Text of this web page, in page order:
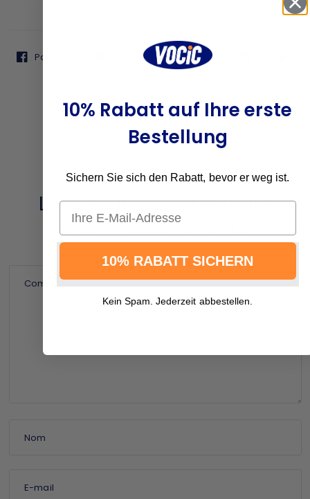
Partager Tweeter Épingler
Laisser un commentaire
Commentaire
Nom
E-mail
10% Rabatt auf Ihre erste
Bestellung
Sichern Sie sich den Rabatt, bevor er weg ist.
Email
10% RABATT SICHERN
Kein Spam. Jederzeit abbestellen.